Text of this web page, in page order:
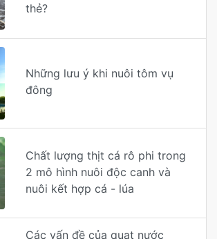
thẻ?
Những lưu ý khi nuôi tôm vụ
đông
Chất lượng thịt cá rô phi trong
2 mô hình nuôi độc canh và
nuôi kết hợp cá - lúa
Các vấn đề của quạt nước